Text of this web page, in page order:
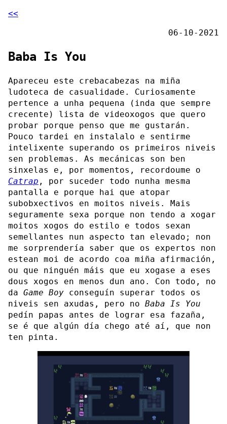
<<
06-10-2021
Baba Is You
Apareceu este crebacabezas na miña
ludoteca de casualidade. Curiosamente
pertence a unha pequena (inda que sempre
crecente) lista de videoxogos que quero
probar porque penso que me gustarán.
Pouco tardei en instalalo e sentirme
intelixente superando os primeiros niveis
sen problemas. As mecánicas son ben
sinxelas e, por momentos, recordoume o
Catrap , por suceder todo nunha mesma
pantalla e porque hai que atopar
subobxectivos en moitos niveis. Mais
seguramente sexa porque non tendo a xogar
moitos xogos do estilo e todos sexan
semellantes nun aspecto tan elevado; non
me sorprendería saber que os expertos non
estean moi de acordo coa miña afirmación,
ou que ninguén máis que eu xogase a eses
dous xogos en menos dun ano. Con todo, no
da Game Boy conseguín superar todos os
niveis sen axudas, pero no Baba Is You
pedín papas antes de lograr esa fazaña,
se é que algún día chego até aí, que non
ten pinta.